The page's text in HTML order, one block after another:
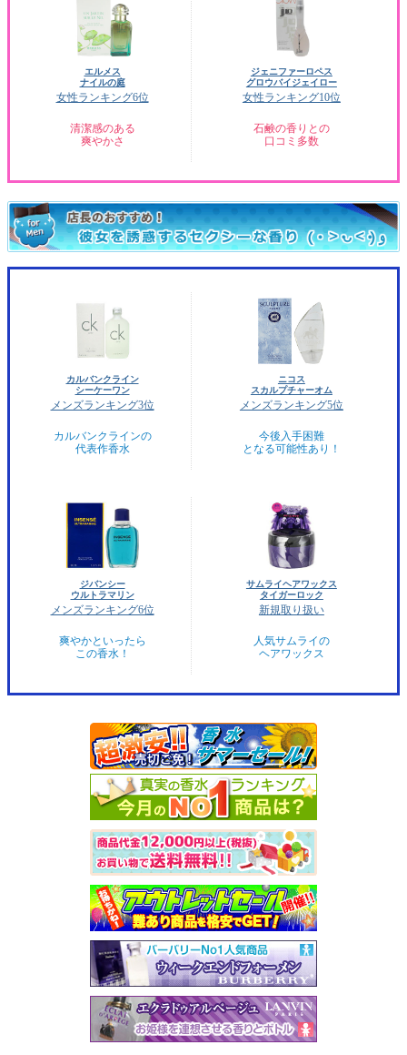
エルメス
ナイルの庭
女性ランキング6位
清潔感のある
爽やかさ
ジェニファーロペス
グロウバイジェイロー
女性ランキング10位
石鹸の香りとの
口コミ多数
カルバンクライン
シーケーワン
メンズランキング3位
カルバンクラインの
代表作香水
ニコス
スカルプチャーオム
メンズランキング5位
今後入手困難
となる可能性あり！
ジバンシー
ウルトラマリン
メンズランキング6位
爽やかといったら
この香水！
サムライヘアワックス
タイガーロック
新規取り扱い
人気サムライの
ヘアワックス